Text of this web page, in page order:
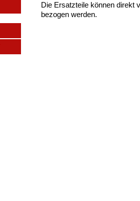
Die Ersatzteile können direkt
bezogen werden.